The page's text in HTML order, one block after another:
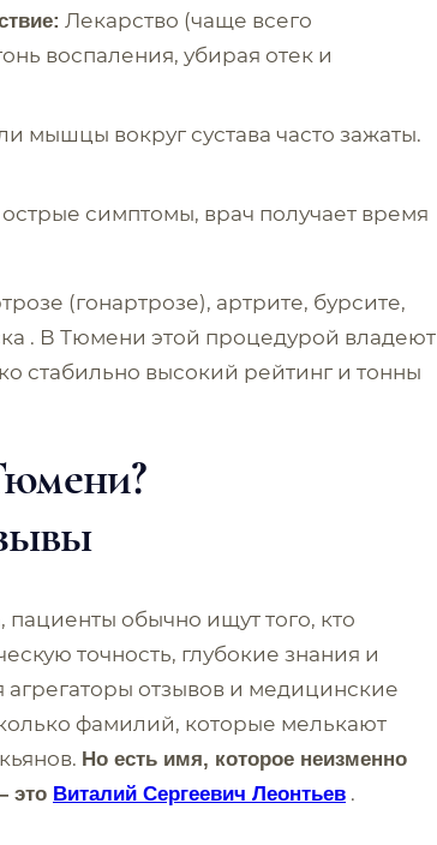
Лекарство (чаще всего
воспаления, убирая отек и
мышцы вокруг сустава часто зажаты.
симптомы, врач получает время
(гонартрозе), артрите, бурсите,
. В Тюмени этой процедурой владеют
стабильно высокий рейтинг и тонны
обычно ищут того, кто
точность, глубокие знания и
отзывов и медицинские
фамилий, которые мелькают
Но есть имя, которое неизменно
это Виталий Сергеевич Леонтьев .